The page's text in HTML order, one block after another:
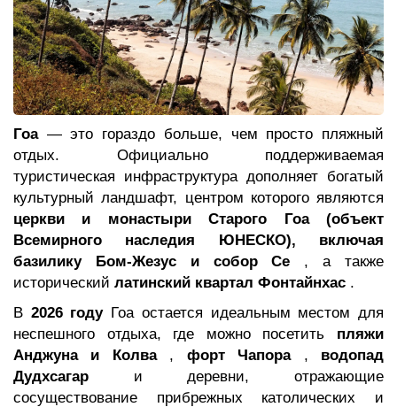
Гоа— это гораздо больше, чем просто пляжный
отдых. Официально поддерживаемая
туристическая инфраструктура дополняет богатый
культурный ландшафт, центром которого являются
церкви и монастыри Старого Гоа (объект
Всемирного наследия ЮНЕСКО), включая
базилику Бом-Жезус и собор Се , а также
исторический латинский квартал Фонтайнхас .
В 2026 годуГоа остается идеальным местом для
неспешного отдыха, где можно посетить пляжи
Анджуна и Колва, форт Чапора, водопад
Дудхсагар и деревни, отражающие
сосуществование прибрежных католических и